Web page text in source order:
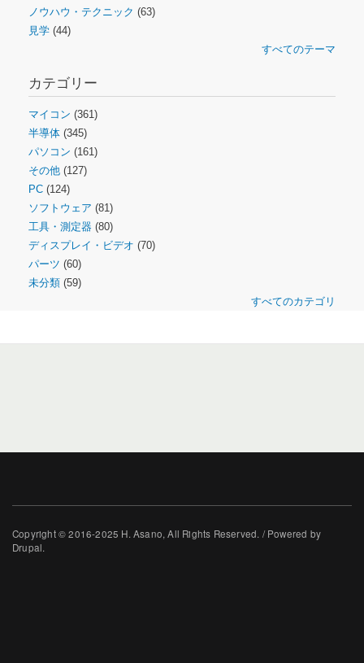
ノウハウ・テクニック (63)
見学 (44)
すべてのテーマ
カテゴリー
マイコン (361)
半導体 (345)
パソコン (161)
その他 (127)
PC (124)
ソフトウェア (81)
工具・測定器 (80)
ディスプレイ・ビデオ (70)
パーツ (60)
未分類 (59)
すべてのカテゴリ
Copyright © 2016-2025 H. Asano, All Rights Reserved. / Powered by
Drupal.